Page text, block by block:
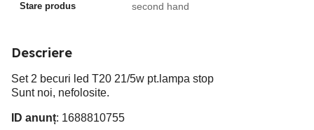
Stare produs second hand
Descriere
Set 2 becuri led T20 21/5w pt.lampa stop
Sunt noi, nefolosite.
ID anunț: 1688810755